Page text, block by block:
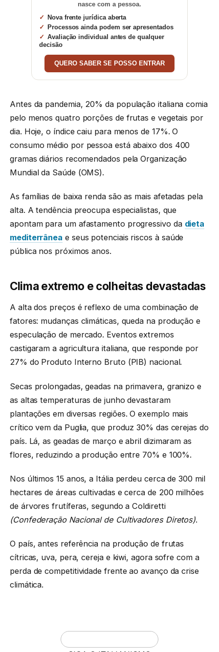
nasce com a pessoa.
Nova frente jurídica aberta
Processos ainda podem ser apresentados
Avaliação individual antes de qualquer
decisão
QUERO SABER SE POSSO ENTRAR
Antes da pandemia, 20% da população italiana comia
pelo menos quatro porções de frutas e vegetais por
dia. Hoje, o índice caiu para menos de 17%. O
consumo médio por pessoa está abaixo dos 400
gramas diários recomendados pela Organização
Mundial da Saúde (OMS).
As famílias de baixa renda são as mais afetadas pela
alta. A tendência preocupa especialistas, que
apontam para um afastamento progressivo da dieta
mediterrânea e seus potenciais riscos à saúde
pública nos próximos anos.
Clima extremo e colheitas devastadas
A alta dos preços é reflexo de uma combinação de
fatores: mudanças climáticas, queda na produção e
especulação de mercado. Eventos extremos
castigaram a agricultura italiana, que responde por
27% do Produto Interno Bruto (PIB) nacional.
Secas prolongadas, geadas na primavera, granizo e
as altas temperaturas de junho devastaram
plantações em diversas regiões. O exemplo mais
crítico vem da Puglia, que produz 30% das cerejas do
país. Lá, as geadas de março e abril dizimaram as
flores, reduzindo a produção entre 70% e 100%.
Nos últimos 15 anos, a Itália perdeu cerca de 300 mil
hectares de áreas cultivadas e cerca de 200 milhões
de árvores frutíferas, segundo a Coldiretti
(Confederação Nacional de Cultivadores Diretos).
O país, antes referência na produção de frutas
cítricas, uva, pera, cereja e kiwi, agora sofre com a
perda de competitividade frente ao avanço da crise
climática.